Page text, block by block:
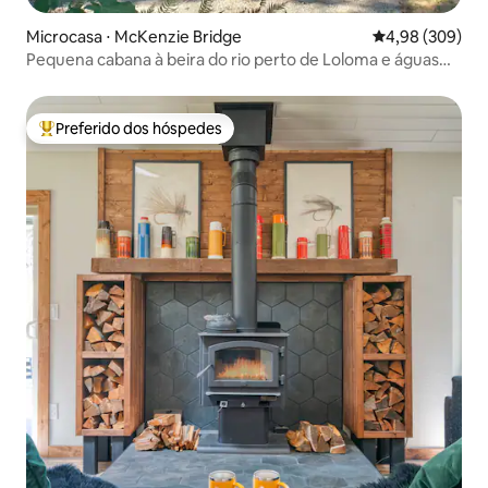
Microcasa ⋅ McKenzie Bridge 4,98 de uma
4,98 (309)
Pequena cabana à beira do rio perto de Loloma e águas
Entre os melhores preferidos dos hóspedes
Preferido dos hóspedes